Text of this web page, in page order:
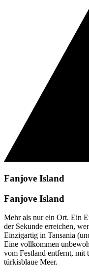
Fanjove Island
Fanjove Island
Mehr als nur ein Ort. Ein
der Sekunde erreichen,
Einzigartig in Tansania
Eine vollkommen
vom Festland entfernt,
türkisblaue Meer.